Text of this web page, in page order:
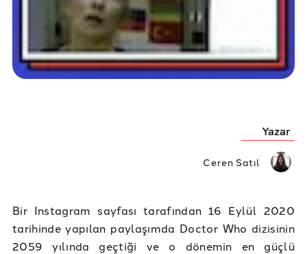
Yazar
Ceren Satıl
Bir Instagram sayfası tarafından 16 Eylül 2020
tarihinde yapılan paylaşımda Doctor Who dizisinin
2059 yılında geçtiği ve o dönemin en güçlü